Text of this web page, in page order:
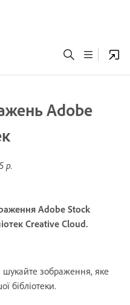
Adobe
р.
Adobe Stock
Creative Cloud.
шукайте зображення, яке
бібліотеки.